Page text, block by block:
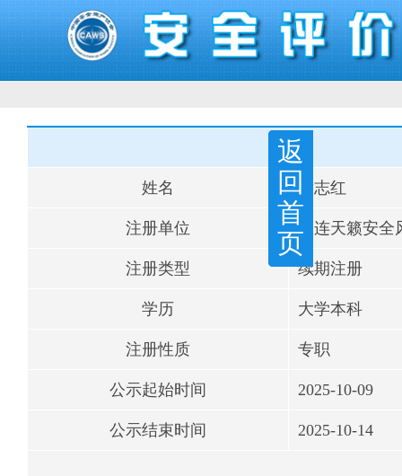
返
回
首
页
姓名 黄志红
注册单位 大连天籁安全
注册类型 续期注册
学历 大学本科
注册性质 专职
公示起始时间 2025-10-09
公示结束时间 2025-10-14